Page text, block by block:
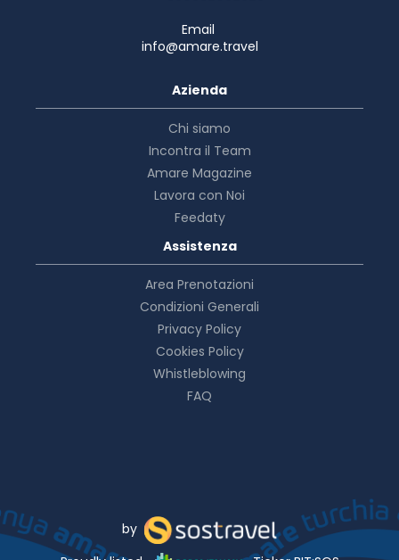
Email
info@amare.travel
Azienda
Chi siamo
Incontra il Team
Amare Magazine
Lavora con Noi
Feedaty
Assistenza
Area Prenotazioni
Condizioni Generali
Privacy Policy
Cookies Policy
Whistleblowing
FAQ
by